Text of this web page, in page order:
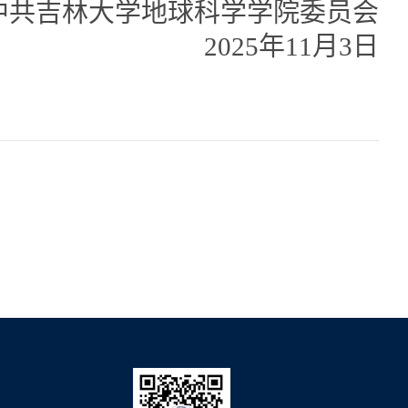
共吉林大学地球科学学院委员会
2025年11月3日